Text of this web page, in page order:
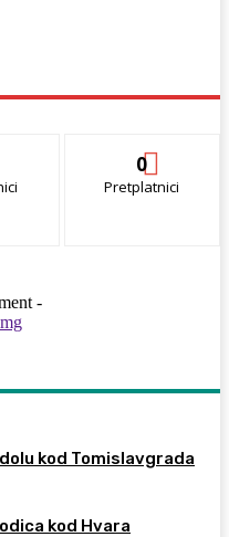
0
Pretplatnici
-
kod Tomislavgrada
kod Hvara